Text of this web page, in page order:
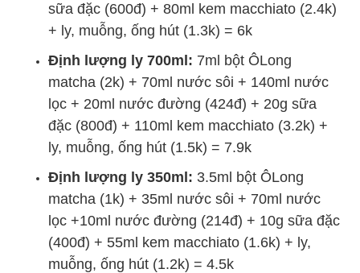
sữa đặc (600đ) + 80ml kem macchiato (2.4k)
+ ly, muỗng, ống hút (1.3k) = 6k
Định lượng ly 700ml: 7ml bột ÔLong
matcha (2k) + 70ml nước sôi + 140ml nước
lọc + 20ml nước đường (424đ) + 20g sữa
đặc (800đ) + 110ml kem macchiato (3.2k) +
ly, muỗng, ống hút (1.5k) = 7.9k
Định lượng ly 350ml: 3.5ml bột ÔLong
matcha (1k) + 35ml nước sôi + 70ml nước
lọc +10ml nước đường (214đ) + 10g sữa đặc
(400đ) + 55ml kem macchiato (1.6k) + ly,
muỗng, ống hút (1.2k) = 4.5k